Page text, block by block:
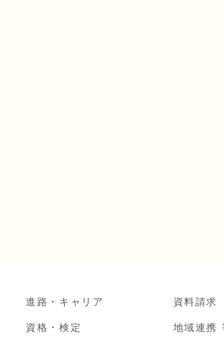
進路・キャリア
資格・検定
資料請求
地域連携